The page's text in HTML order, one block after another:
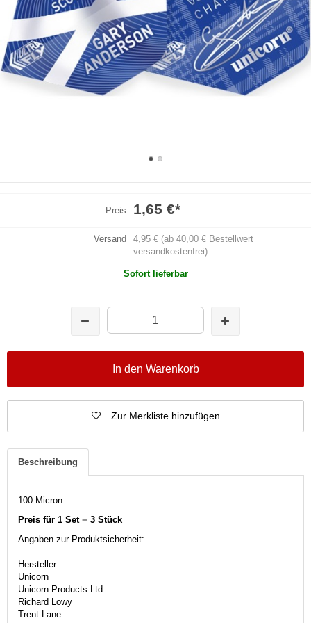
Preis 1,65 €*
Versand
4,95 € (ab 40,00 € Bestellwert
versandkostenfrei)
Sofort lieferbar
In den Warenkorb
Zur Merkliste hinzufügen
Beschreibung
100 Micron
Preis für 1 Set = 3 Stück
Angaben zur Produktsicherheit:
Hersteller:
Unicorn
Unicorn Products Ltd.
Richard Lowy
Trent Lane